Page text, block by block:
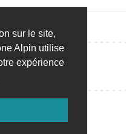
sur le site,
Alpin utilise
expérience